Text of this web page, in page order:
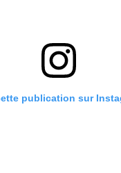
publication sur